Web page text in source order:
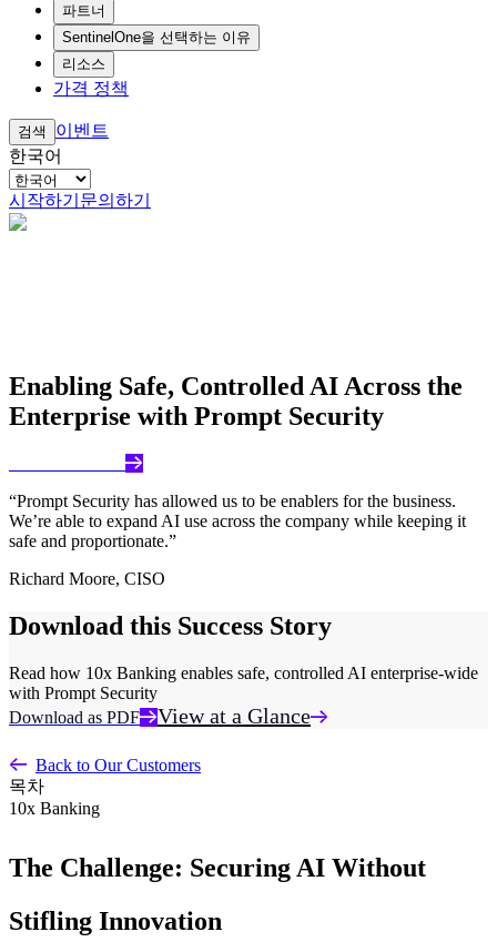
파트너
SentinelOne을 선택하는 이유
리소스
가격 정책
검색
이벤트
한국어
시작하기 문의하기
Enabling Safe, Controlled AI Across the
Enterprise with Prompt Security
“Prompt Security has allowed us to be enablers for the business.
We’re able to expand AI use across the company while keeping it
safe and proportionate.”
Richard Moore, CISO
Download this Success Story
Read how 10x Banking enables safe, controlled AI enterprise-wide
with Prompt Security
Download as PDF
View at a Glance
Back to Our Customers
목차
10x Banking
The Challenge: Securing AI Without
Stifling Innovation